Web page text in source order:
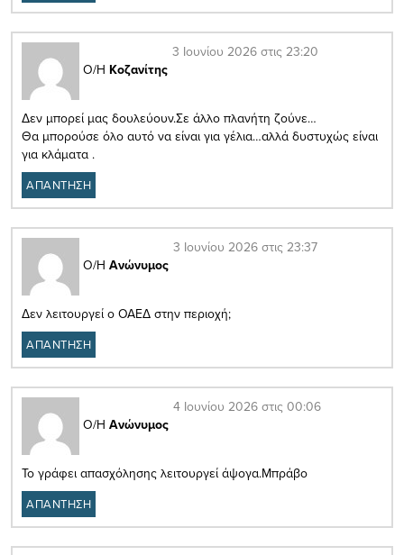
Ο/Η Κοζανίτης
3 Ιουνίου 2026 στις 23:20
Δεν μπορεί μας δουλεύουν.Σε άλλο πλανήτη ζούνε…
Θα μπορούσε όλο αυτό να είναι για γέλια…αλλά δυστυχώς είναι
για κλάματα .
ΑΠΑΝΤΗΣΗ
Ο/Η Ανώνυμος
3 Ιουνίου 2026 στις 23:37
Δεν λειτουργεί ο ΟΑΕΔ στην περιοχή;
ΑΠΑΝΤΗΣΗ
Ο/Η Ανώνυμος
4 Ιουνίου 2026 στις 00:06
To γράφει απασχόλησης λειτουργεί άψογα.Μπράβο
ΑΠΑΝΤΗΣΗ